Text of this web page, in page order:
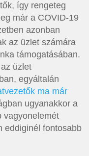
így rengeteg
már a COVID-19
azonban
az üzlet számára
támogatásában.
üzlet
egyáltalán
ma már
ugyanakkor a
vagyonelemét
eddiginél fontosabb